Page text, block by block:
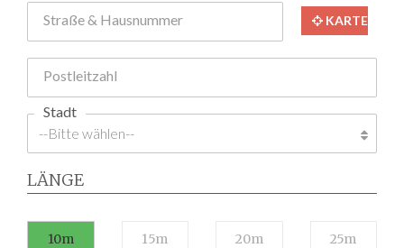
Straße & Hausnummer KARTE
Postleitzahl
Stadt
LÄNGE
10m 15m 20m 25m